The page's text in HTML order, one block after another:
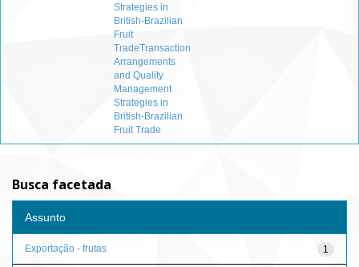
Strategies in
British-Brazilian
Fruit
TradeTransaction
Arrangements
and Quality
Management
Strategies in
British-Brazilian
Fruit Trade
Busca facetada
Assunto
1
Exportação - frutas